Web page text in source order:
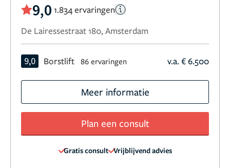
9,0 1.834 ervaringen
De Lairessestraat 180, Amsterdam
9,0 Borstlift 86 ervaringen v.a. € 6.500
Meer informatie
Plan een consult
Gratis consult Vrijblijvend advies